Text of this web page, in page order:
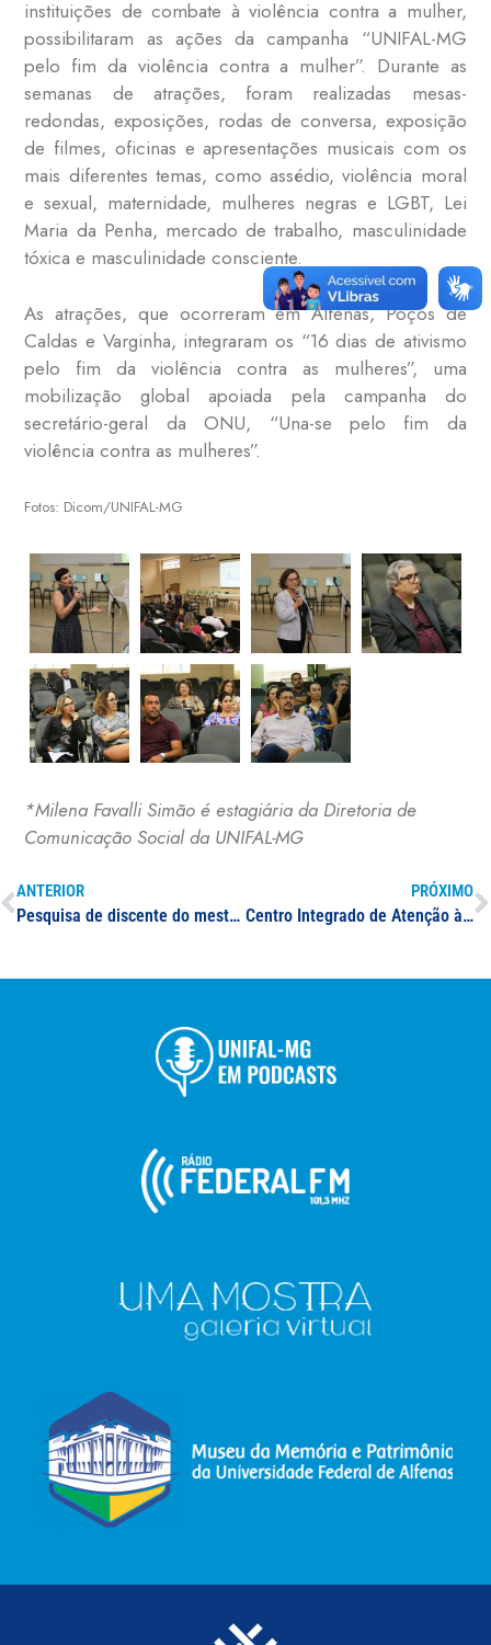
instituições de combate à violência contra a mulher,
possibilitaram as ações da campanha “UNIFAL-MG
pelo fim da violência contra a mulher”. Durante as
semanas de atrações, foram realizadas mesas-
redondas, exposições, rodas de conversa, exposição
de filmes, oficinas e apresentações musicais com os
mais diferentes temas, como assédio, violência moral
e sexual, maternidade, mulheres negras e LGBT, Lei
Maria da Penha, mercado de trabalho, masculinidade
tóxica e masculinidade consciente.
As atrações, que ocorreram em Alfenas, Poços de
Caldas e Varginha, integraram os “16 dias de ativismo
pelo fim da violência contra as mulheres”, uma
mobilização global apoiada pela campanha do
secretário-geral da ONU, “Una-se pelo fim da
violência contra as mulheres”.
Fotos: Dicom/UNIFAL-MG
*Milena Favalli Simão é estagiária da Diretoria de
Comunicação Social da UNIFAL-MG
ANTERIOR
Pesquisa de discente do mestrado em Economia conquista 1º lugar do Prêmio IESS de Produção Científica em Saúde Suplementar 2019
PRÓXIMO
Centro Integrado de Atenção à Saúde e Segurança do Trabalho da UNIFAL-MG celebra 25 anos de contribuição para a qualidade de vida da comunidade acadêmica